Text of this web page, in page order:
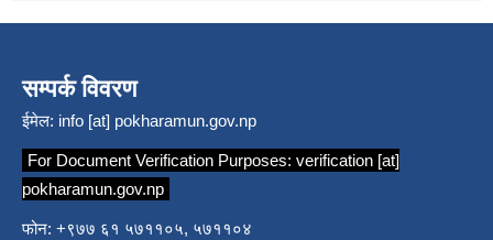
सम्पर्क विवरण
ईमेल: info [at] pokharamun.gov.np
For Document Verification Purposes: verification [at]
pokharamun.gov.np
फोन: +९७७ ६१ ५७११०५, ५७११०४